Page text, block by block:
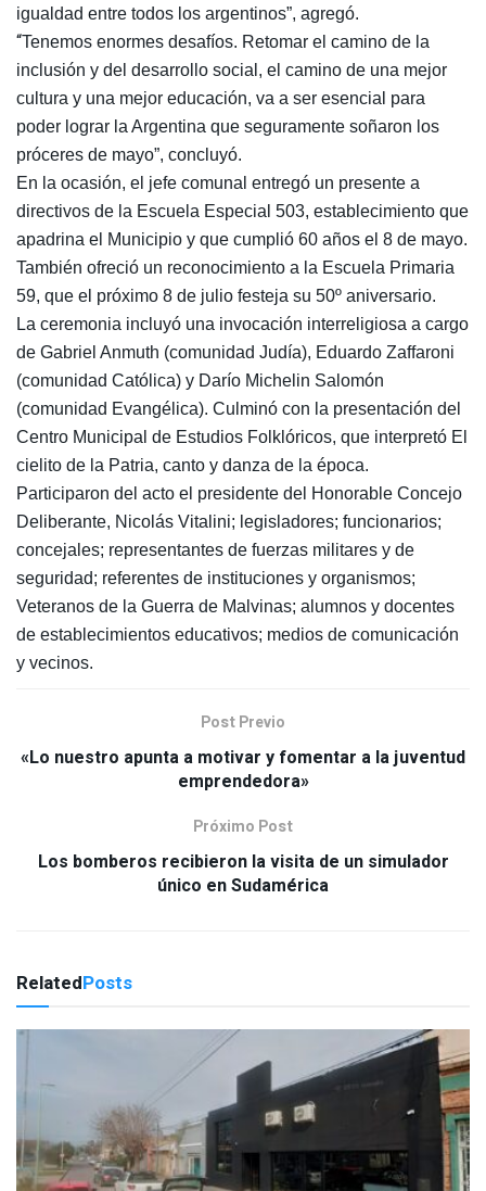
igualdad entre todos los argentinos”, agregó.
“Tenemos enormes desafíos. Retomar el camino de la
inclusión y del desarrollo social, el camino de una mejor
cultura y una mejor educación, va a ser esencial para
poder lograr la Argentina que seguramente soñaron los
próceres de mayo”, concluyó.
En la ocasión, el jefe comunal entregó un presente a
directivos de la Escuela Especial 503, establecimiento que
apadrina el Municipio y que cumplió 60 años el 8 de mayo.
También ofreció un reconocimiento a la Escuela Primaria
59, que el próximo 8 de julio festeja su 50º aniversario.
La ceremonia incluyó una invocación interreligiosa a cargo
de Gabriel Anmuth (comunidad Judía), Eduardo Zaffaroni
(comunidad Católica) y Darío Michelin Salomón
(comunidad Evangélica). Culminó con la presentación del
Centro Municipal de Estudios Folklóricos, que interpretó El
cielito de la Patria, canto y danza de la época.
Participaron del acto el presidente del Honorable Concejo
Deliberante, Nicolás Vitalini; legisladores; funcionarios;
concejales; representantes de fuerzas militares y de
seguridad; referentes de instituciones y organismos;
Veteranos de la Guerra de Malvinas; alumnos y docentes
de establecimientos educativos; medios de comunicación
y vecinos.
Post Previo
«Lo nuestro apunta a motivar y fomentar a la juventud
emprendedora»
Próximo Post
Los bomberos recibieron la visita de un simulador
único en Sudamérica
RelatedPosts